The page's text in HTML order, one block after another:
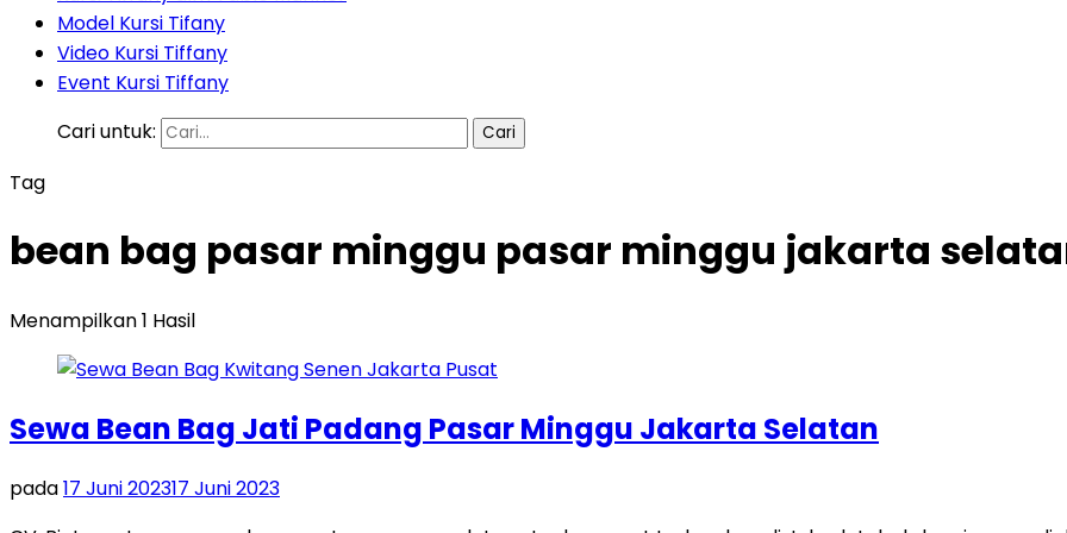
Model Kursi Tifany
Video Kursi Tiffany
Event Kursi Tiffany
Cari untuk:
Tag
bean bag pasar minggu pasar minggu jakarta
Menampilkan 1 Hasil
Sewa Bean Bag Jati Padang Pasar Minggu Jakarta Selatan
pada17 Juni 202317 Juni 2023